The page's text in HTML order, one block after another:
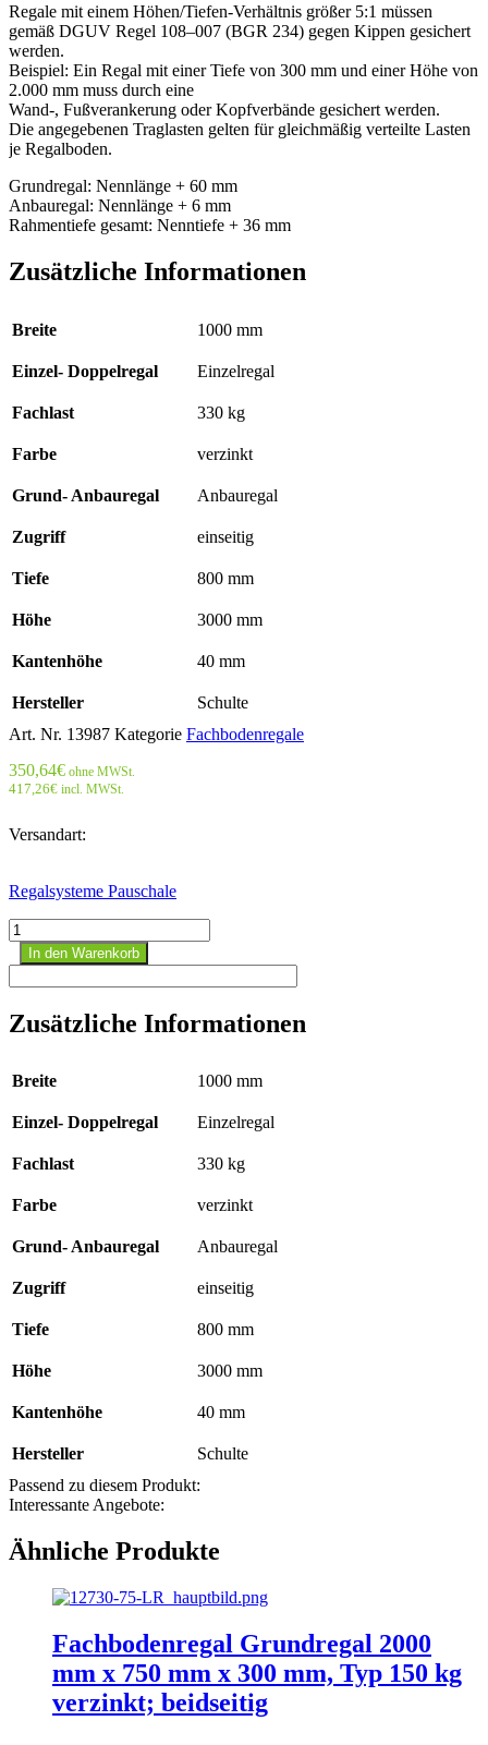
Regale mit einem Höhen/Tiefen-Verhältnis größer 5:1 müssen
gemäß DGUV Regel 108–007 (BGR 234) gegen Kippen gesichert
werden.
Beispiel: Ein Regal mit einer Tiefe von 300 mm und einer Höhe von
2.000 mm muss durch eine
Wand-, Fußverankerung oder Kopfverbände gesichert werden.
Die angegebenen Traglasten gelten für gleichmäßig verteilte Lasten
je Regalboden.
Grundregal: Nennlänge + 60 mm
Anbauregal: Nennlänge + 6 mm
Rahmentiefe gesamt: Nenntiefe + 36 mm
Zusätzliche Informationen
Breite 1000 mm
Einzel- Doppelregal Einzelregal
Fachlast 330 kg
Farbe verzinkt
Grund- Anbauregal Anbauregal
Zugriff einseitig
Tiefe 800 mm
Höhe 3000 mm
Kantenhöhe 40 mm
Hersteller
Schulte
Art. Nr. 13987 Kategorie Fachbodenregale
350,64€ ohne MWSt.
417,26€ incl. MWSt.
Versandart:
Regalsysteme Pauschale
Stecksystem
Anbauregal
-
3000x1000x800
Typ
verzinkt;
Menge
In den Warenkorb
Zusätzliche Informationen
Breite 1000 mm
Einzel- Doppelregal Einzelregal
Fachlast 330 kg
Farbe verzinkt
Grund- Anbauregal Anbauregal
Zugriff einseitig
Tiefe 800 mm
Höhe 3000 mm
Kantenhöhe 40 mm
Hersteller
Schulte
Passend zu diesem Produkt:
Interessante Angebote:
Ähnliche Produkte
Fachbodenregal Grundregal 2000
mm x 750 mm x 300 mm, Typ 150 kg
verzinkt; beidseitig